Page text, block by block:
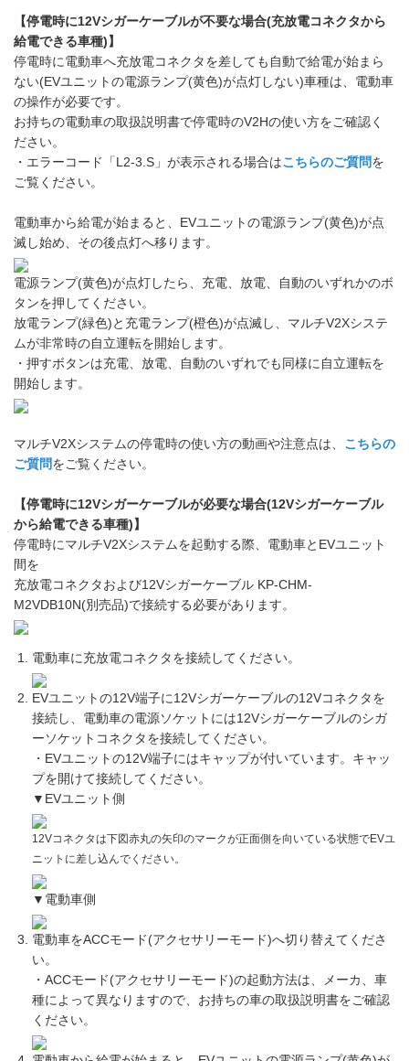
【停電時に12Vシガーケーブルが不要な場合(充放電コネクタから
給電できる車種)】
停電時に電動車へ充放電コネクタを差しても自動で給電が始まら
ない(EVユニットの電源ランプ(黄色)が点灯しない)車種は、電動車
の操作が必要です。
お持ちの電動車の取扱説明書で停電時のV2Hの使い方をご確認く
ださい。
・エラーコード「L2-3.S」が表示される場合はこちらのご質問を
ご覧ください。
電動車から給電が始まると、EVユニットの電源ランプ(黄色)が点
滅し始め、その後点灯へ移ります。
電源ランプ(黄色)が点灯したら、充電、放電、自動のいずれかのボ
タンを押してください。
放電ランプ(緑色)と充電ランプ(橙色)が点滅し、マルチV2Xシステ
ムが非常時の自立運転を開始します。
・押すボタンは充電、放電、自動のいずれでも同様に自立運転を
開始します。
マルチV2Xシステムの停電時の使い方の動画や注意点は、 こちらの
ご質問をご覧ください。
【停電時に12Vシガーケーブルが必要な場合(12Vシガーケーブル
から給電できる車種)】
停電時にマルチV2Xシステムを起動する際、電動車とEVユニット
間を
充放電コネクタおよび12Vシガーケーブル KP-CHM-
M2VDB10N(別売品)で接続する必要があります。
電動車に充放電コネクタを接続してください。
EVユニットの12V端子に12Vシガーケーブルの12Vコネクタを
接続し、電動車の電源ソケットには12Vシガーケーブルのシガ
ーソケットコネクタを接続してください。
・EVユニットの12V端子にはキャップが付いています。キャッ
プを開けて接続してください。
▼EVユニット側
12Vコネクタは下図赤丸の矢印のマークが正面側を向いている状態でEVユ
ニットに差し込んでください。
▼電動車側
電動車をACCモード(アクセサリーモード)へ切り替えてくださ
い。
・ACCモード(アクセサリーモード)の起動方法は、メーカ、車
種によって異なりますので、お持ちの車の取扱説明書をご確認
ください。